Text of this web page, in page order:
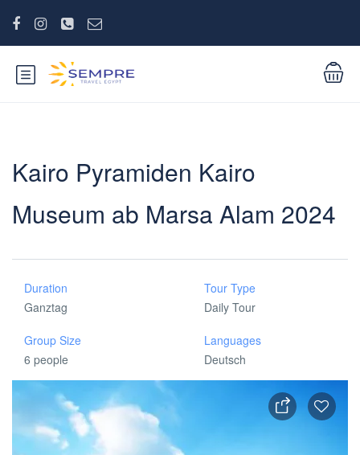
Kairo Pyramiden Kairo
Museum ab Marsa Alam 2024
Duration
Ganztag
Tour Type
Daily Tour
Group Size
6 people
Languages
Deutsch